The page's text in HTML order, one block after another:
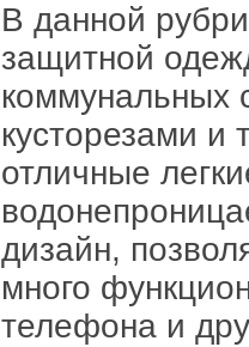
В данной
защитной
коммунальных
кусторезами
отличные
дизайн,
много
телефона и